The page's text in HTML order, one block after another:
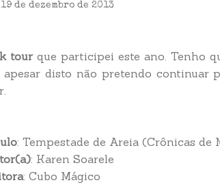
19 de dezembro de 2013
tourque participei este ano. Tenho
disto não pretendo continuar
: Tempestade de Areia (Crônicas de
: Karen Soarele
: Cubo Mágico